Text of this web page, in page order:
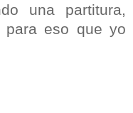
una partitura,
eso que yo